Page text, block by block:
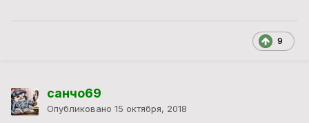
9
санчо69
Опубликовано 15 октября, 2018